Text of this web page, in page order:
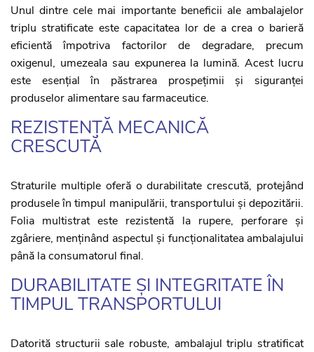
Unul dintre cele mai importante beneficii ale ambalajelor
triplu stratificate este capacitatea lor de a crea o barieră
eficientă împotriva factorilor de degradare, precum
oxigenul, umezeala sau expunerea la lumină. Acest lucru
este esențial în păstrarea prospețimii și siguranței
produselor alimentare sau farmaceutice.
REZISTENȚĂ MECANICĂ
CRESCUTĂ
Straturile multiple oferă o durabilitate crescută, protejând
produsele în timpul manipulării, transportului și depozitării.
Folia multistrat este rezistentă la rupere, perforare și
zgâriere, menținând aspectul și funcționalitatea ambalajului
până la consumatorul final.
DURABILITATE ȘI INTEGRITATE ÎN
TIMPUL TRANSPORTULUI
Datorită structurii sale robuste, ambalajul triplu stratificat